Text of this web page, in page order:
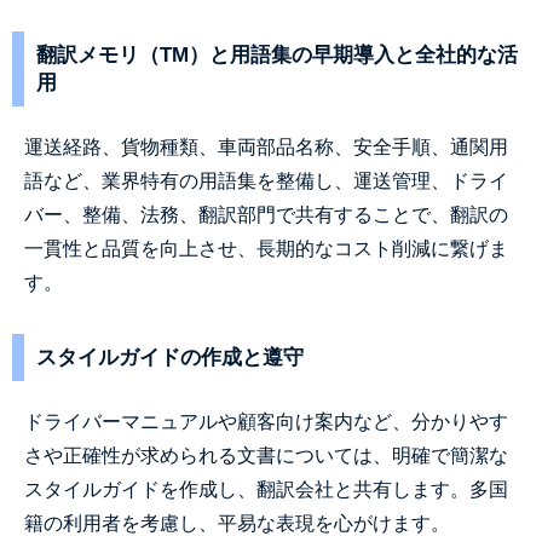
翻訳メモリ（TM）と用語集の早期導入と全社的な活
用
運送経路、貨物種類、車両部品名称、安全手順、通関用
語など、業界特有の用語集を整備し、運送管理、ドライ
バー、整備、法務、翻訳部門で共有することで、翻訳の
一貫性と品質を向上させ、長期的なコスト削減に繋げま
す。
スタイルガイドの作成と遵守
ドライバーマニュアルや顧客向け案内など、分かりやす
さや正確性が求められる文書については、明確で簡潔な
スタイルガイドを作成し、翻訳会社と共有します。多国
籍の利用者を考慮し、平易な表現を心がけます。